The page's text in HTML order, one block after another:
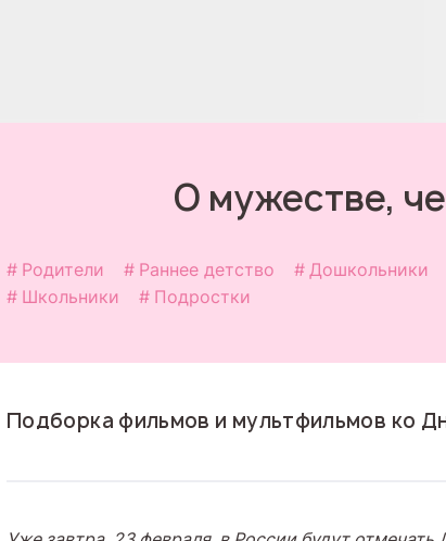
О мужестве,
Родители Раннее детство
Дошкольники
Школьники
Подростки
Подборка фильмов и мультфильмов ко